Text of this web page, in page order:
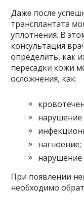
Даже после
трансплантата
уплотнения. В
консультация
определить, как
пересадки кожи
осложнения, как:
нарушение
нагноение;
нарушение
При появлении
необходимо